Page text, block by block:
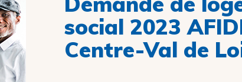
social 2023
Centre-Val de